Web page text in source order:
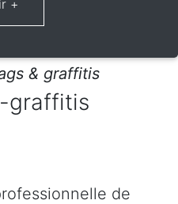
& graffitis
graffitis
de